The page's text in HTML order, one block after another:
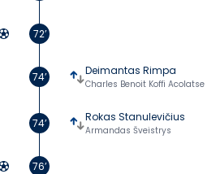
72’
74’ Deimantas Rimpa
Charles Benoit Koffi Acolatse
74’ Rokas Stanulevičius
Armandas Šveistrys
76’